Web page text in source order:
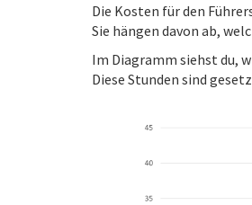
Die Kosten für den
Sie hängen davon ab,
Im Diagramm siehst du,
Diese Stunden sind